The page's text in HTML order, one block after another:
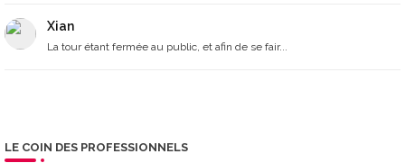
Xian
La tour étant fermée au public, et afin de se fair...
LE COIN DES PROFESSIONNELS